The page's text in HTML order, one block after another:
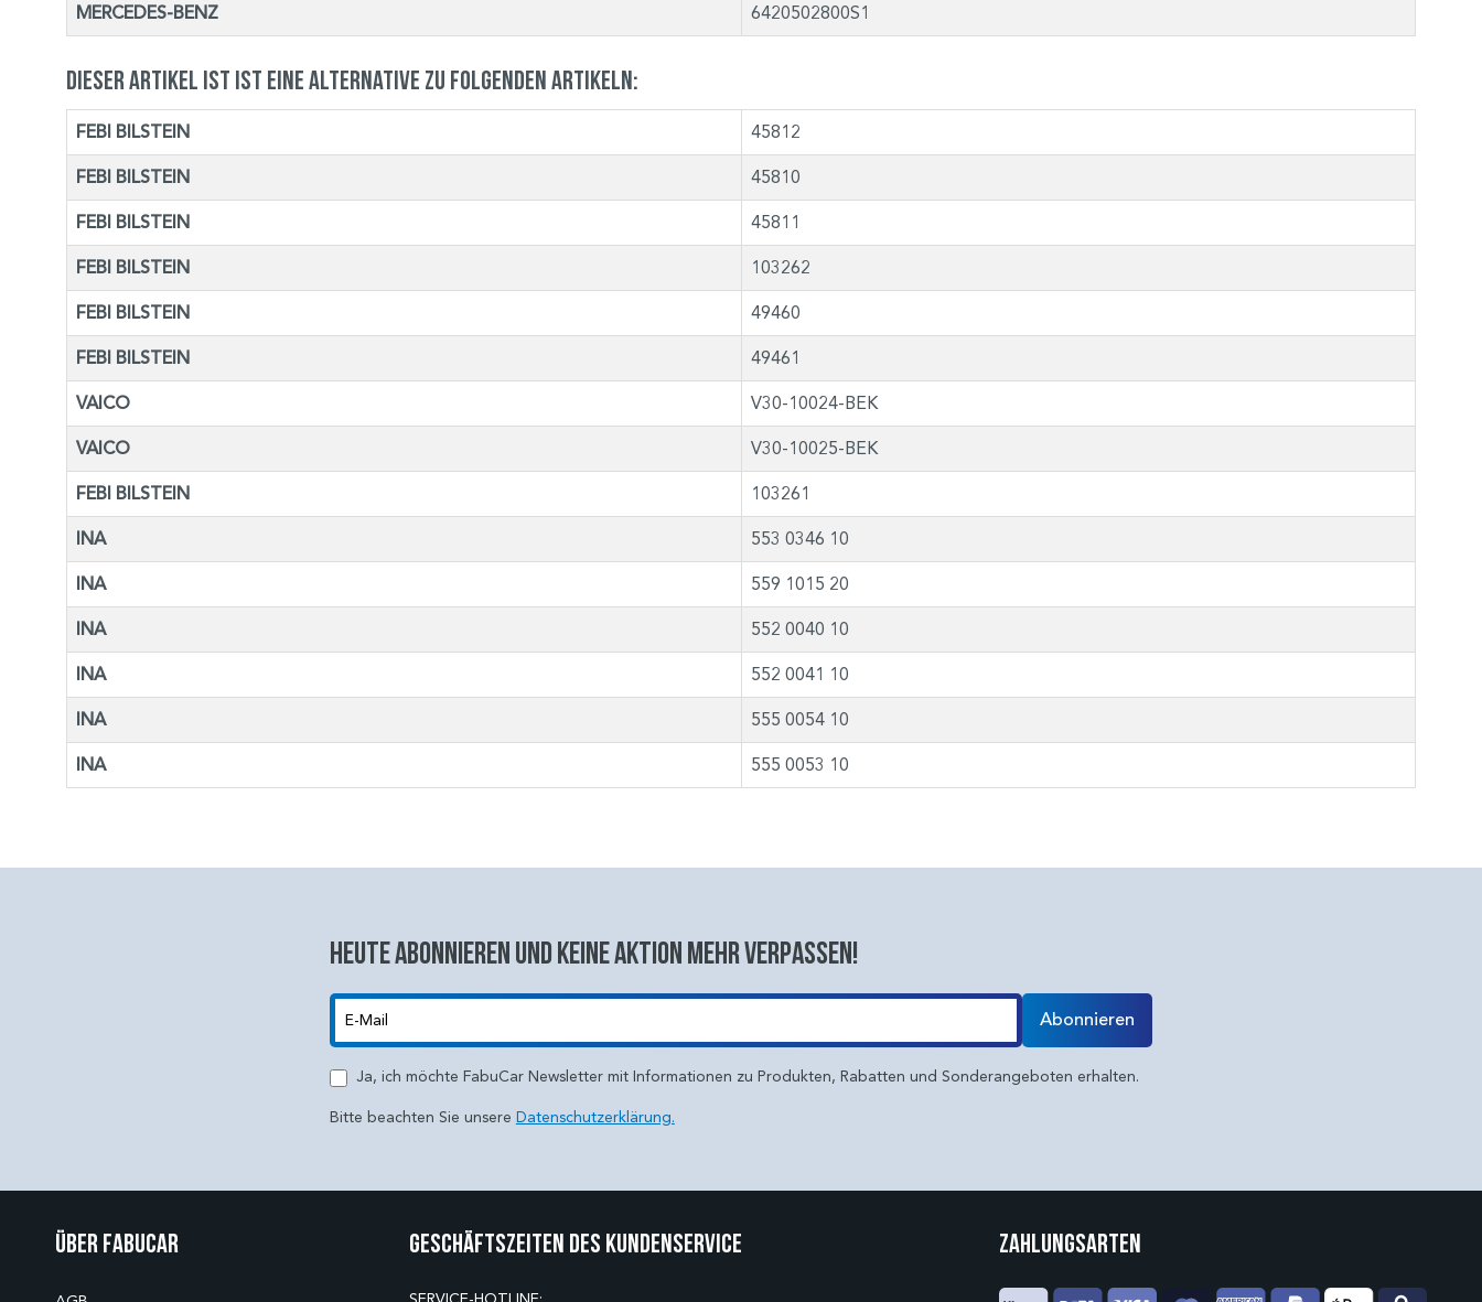
MERCEDES-BENZ 6420502800S1
Dieser Artikel ist ist eine Alternative zu folgenden Artikeln:
FEBI BILSTEIN 45812
FEBI BILSTEIN 45810
FEBI BILSTEIN 45811
FEBI BILSTEIN 103262
FEBI BILSTEIN 49460
FEBI BILSTEIN 49461
VAICO V30-10024-BEK
VAICO V30-10025-BEK
FEBI BILSTEIN 103261
INA 553 0346 10
INA 559 1015 20
INA 552 0040 10
INA 552 0041 10
INA 555 0054 10
INA 555 0053 10
Heute abonnieren und keine aktion mehr verpassen!
Abonnieren
Ja, ich möchte FabuCar Newsletter mit Informationen zu Produkten, Rabatten und Sonderangeboten erhalten.
Bitte beachten Sie unsere Datenschutzerklärung.
Über Fabucar Geschäftszeiten des Kundenservice Zahlungsarten